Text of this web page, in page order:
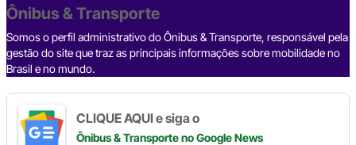
o
k
Ônibus & Transporte
Somos o perfil administrativo do Ônibus & Transporte, responsável pela
gestão do site que traz as principais informações sobre mobilidade no
Brasil e no mundo.
CLIQUE AQUI e siga o
Ônibus & Transporteno Google News